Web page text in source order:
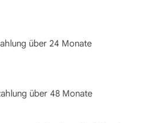
über 24 Monate
über 48 Monate